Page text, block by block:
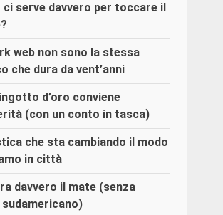
ci serve davvero per toccare il
web non sono la stessa
che dura da vent’anni
d’oro conviene
(con un conto in tasca)
che sta cambiando il modo
in città
davvero il mate (senza